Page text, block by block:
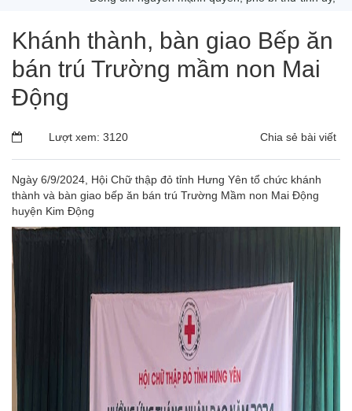
Khánh thành, bàn giao Bếp ăn
bán trú Trường mầm non Mai
Động
Lượt xem: 3120 Chia sẻ bài viết
Ngày 6/9/2024, Hội Chữ thập đỏ tỉnh Hưng Yên tổ chức khánh
thành và bàn giao bếp ăn bán trú Trường Mầm non Mai Động
huyện Kim Động